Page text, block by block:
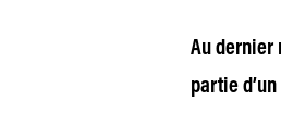
Au dernier
partie